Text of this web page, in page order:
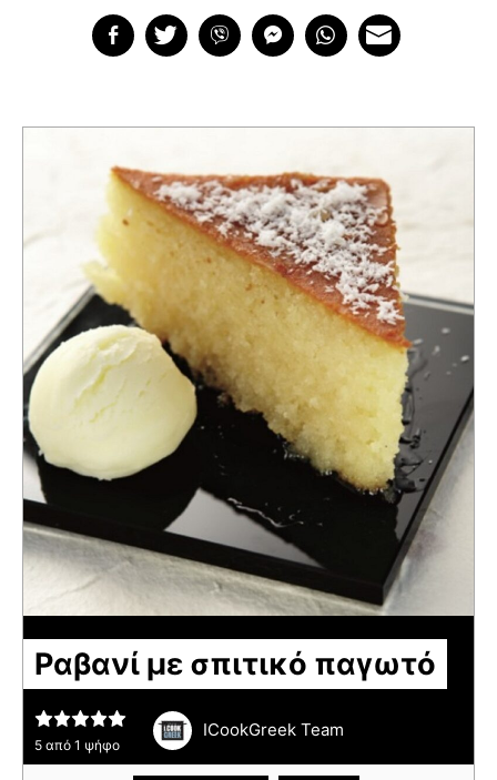
Ραβανί με σπιτικό παγωτό
5 από 1 ψήφο
ICookGreek Team